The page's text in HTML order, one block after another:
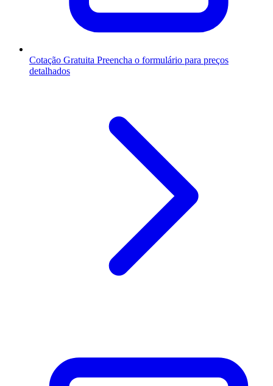
Cotação Gratuita Preencha o formulário para preços
detalhados